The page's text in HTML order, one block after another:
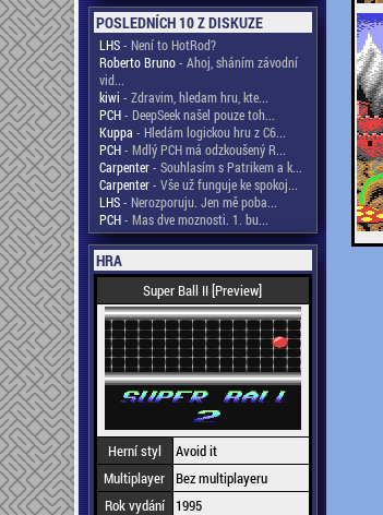
POSLEDNÍCH 10 Z DISKUZE
LHS- Není to HotRod?
Roberto Bruno- Ahoj, sháním závodní
vid...
kiwi - Zdravim, hledam hru, kte...
PCH- DeepSeek našel pouze toh...
Kuppa - Hledám logickou hru z C6...
PCH- Mdlý PCH má odzkoušený R...
Carpenter- Souhlasím s Patrikem a k...
Carpenter- Vše už funguje ke spokoj...
LHS- Nerozporuju. Jen mě poba...
PCH- Mas dve moznosti. 1. bu...
HRA
Super Ball II [Preview]
Herní styl
Avoid it
Multiplayer Bez multiplayeru
Rok vydání
1995